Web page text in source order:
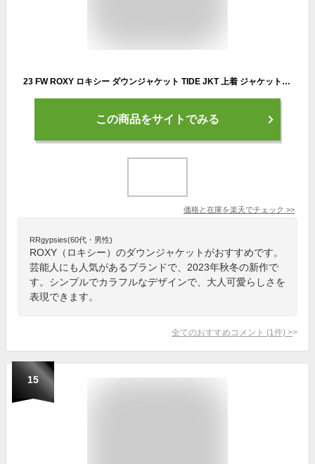
23 FW ROXY ロキシー ダウンジャケット TIDE JKT 上着 ジャケット ダウン 暖かい サーフィン レディース 2023年秋冬 品番 RJK234010 日本正規品
この商品をサイトでみる
価格と在庫を楽天でチェック >>
RRgypsies(60代・男性)
ROXY（ロキシー）のダウンジャケットがおすすめです。
芸能人にも人気があるブランドで、2023年秋冬の新作で
す。シンプルでカラフルなデザインで、大人可愛らしさを
表現できます。
全てのおすすめコメント (1 件) >
15